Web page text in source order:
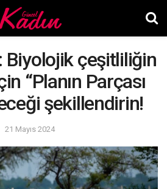
Biyolojik çeşitliliğin
“Planın Parçası
şekillendirin!
21 Mayıs 2024